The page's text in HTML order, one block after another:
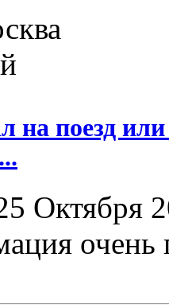
на поезд
Октября
очень